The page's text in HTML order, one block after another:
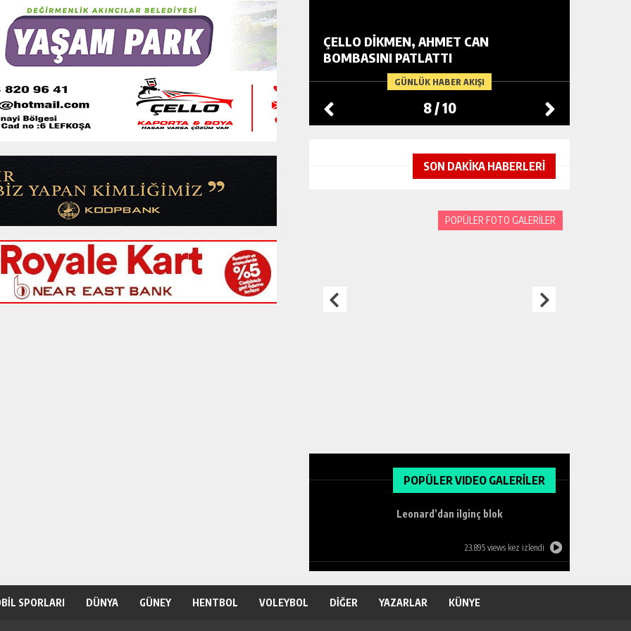
GÜNLÜK HABER AKIŞI
NEHİR VE ARDA, ÇETİNKAYA YOLCUSU
GÜNLÜK HABER AKIŞI
ÇELLO DİKMEN, AHMET CAN
BOMBASINI PATLATTI
8/10
SON DAKİKA HABERLERİ
POPÜLER FOTO GALERİLER
POPÜLER VIDEO GALERİLER
Leonard’dan ilginç blok
23.895 views kez izlendi
SPORLARI DÜNYA GÜNEY HENTBOL VOLEYBOL DİĞER YAZARLAR KÜNYE